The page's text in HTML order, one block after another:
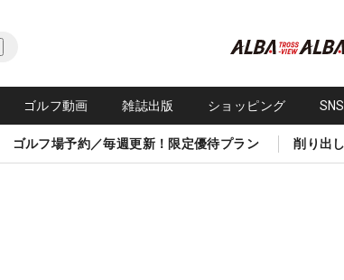
ゴルフ動画 雑誌出版 ショッピング
ゴルフ場予約／毎週更新！限定優待プラン 削り出